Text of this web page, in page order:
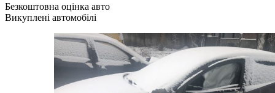
Безкоштовна оцінка авто
Викуплені автомобілі